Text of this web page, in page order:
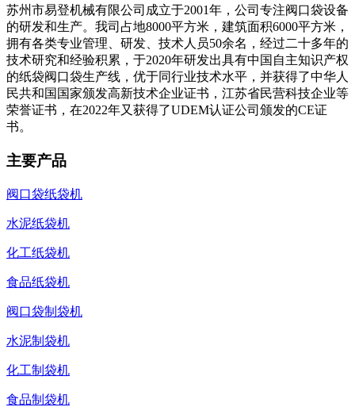
苏州市易登机械有限公司成立于2001年，公司专注阀口袋设备
的研发和生产。我司占地8000平方米，建筑面积6000平方米，
拥有各类专业管理、研发、技术人员50余名，经过二十多年的
技术研究和经验积累，于2020年研发出具有中国自主知识产权
的纸袋阀口袋生产线，优于同行业技术水平，并获得了中华人
民共和国国家颁发高新技术企业证书，江苏省民营科技企业等
荣誉证书，在2022年又获得了UDEM认证公司颁发的CE证
书。
主要产品
阀口袋纸袋机
水泥纸袋机
化工纸袋机
食品纸袋机
阀口袋制袋机
水泥制袋机
化工制袋机
食品制袋机